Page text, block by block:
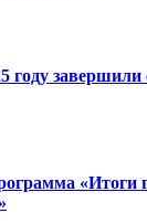
году завершили
«Итоги